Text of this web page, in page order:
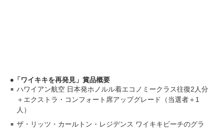
「ワイキキを再発見」賞品概要
ハワイアン航空 日本発ホノルル着エコノミークラス往復2人分
＋エクストラ・コンフォート席アップグレード（当選者＋1
人）
ザ・リッツ・カールトン・レジデンス ワイキキビーチのグラ